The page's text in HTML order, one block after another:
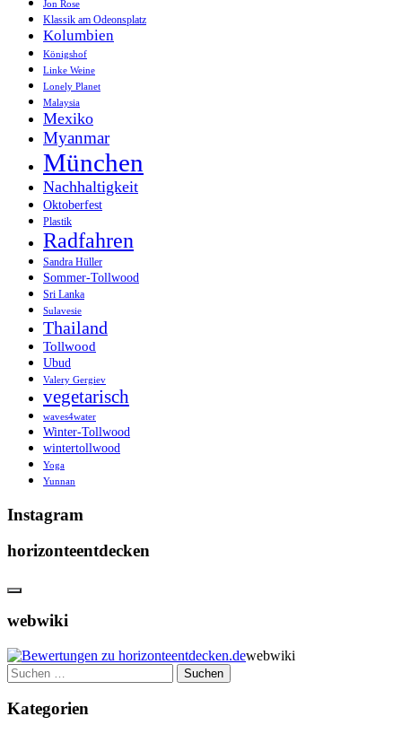
Jon Rose
Klassik am Odeonsplatz
Kolumbien
Königshof
Linke Weine
Lonely Planet
Malaysia
Mexiko
Myanmar
München
Nachhaltigkeit
Oktoberfest
Plastik
Radfahren
Sandra Hüller
Sommer-Tollwood
Sri Lanka
Sulavesie
Thailand
Tollwood
Ubud
Valery Gergiev
vegetarisch
waves4water
Winter-Tollwood
wintertollwood
Yoga
Yunnan
Instagram
horizonteentdecken
webwiki
webwiki
Suchen
nach:
Kategorien